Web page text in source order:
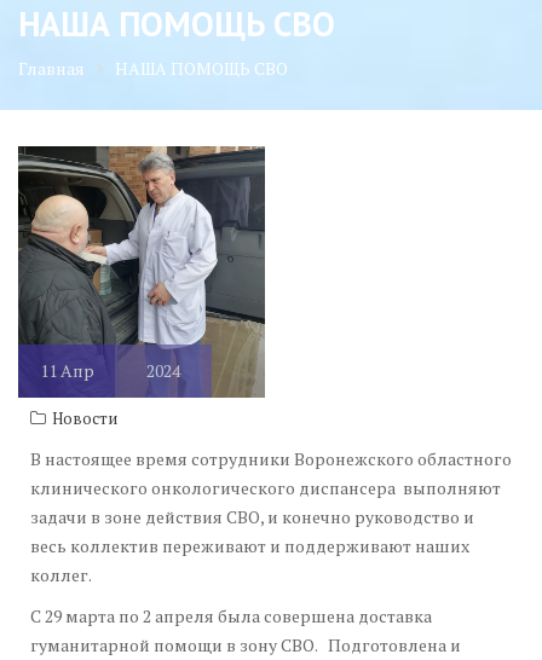
ЦЕНТР"
НАША ПОМОЩЬ СВО
Главная НАША ПОМОЩЬ СВО
11 Апр 2024
Новости
В настоящее время сотрудники Воронежского областного
клинического онкологического диспансера выполняют
задачи в зоне действия СВО, и конечно руководство и
весь коллектив переживают и поддерживают наших
коллег.
С 29 марта по 2 апреля была совершена доставка
гуманитарной помощи в зону СВО. Подготовлена и